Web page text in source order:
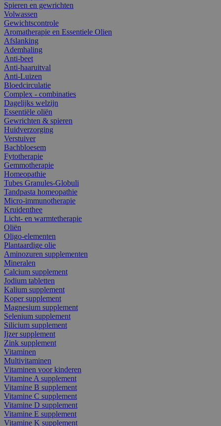
Spieren en gewrichten
Volwassen
Gewichtscontrole
Aromatherapie en Essentiele Olien
Afslanking
Ademhaling
Anti-beet
Anti-haaruitval
Anti-Luizen
Bloedcirculatie
Complex - combinaties
Dagelijks welzijn
Essentiële oliën
Gewrichten & spieren
Huidverzorging
Verstuiver
Bachbloesem
Fytotherapie
Gemmotherapie
Homeopathie
Tubes Granules-Globuli
Tandpasta homeopathie
Micro-immunotherapie
Kruidenthee
Licht- en warmtetherapie
Oliën
Oligo-elementen
Plantaardige olie
Aminozuren supplementen
Mineralen
Calcium supplement
Jodium tabletten
Kalium supplement
Koper supplement
Magnesium supplement
Selenium supplement
Silicium supplement
Ijzer supplement
Zink supplement
Vitaminen
Multivitaminen
Vitaminen voor kinderen
Vitamine A supplement
Vitamine B supplement
Vitamine C supplement
Vitamine D supplement
Vitamine E supplement
Vitamine K supplement